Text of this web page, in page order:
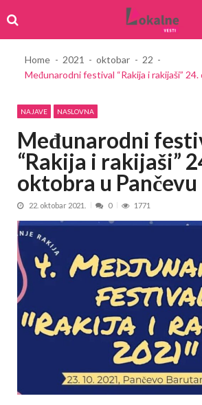
to
navigation
to
content
Home 2021 oktobar
22
Međunarodni festival “Rakija i rakijaši”
NAJAVE NASLOVNA
Međunarodni
“Rakija i rakijaši”
oktobra u Pančevu
22. oktobar 2021. 0 1771